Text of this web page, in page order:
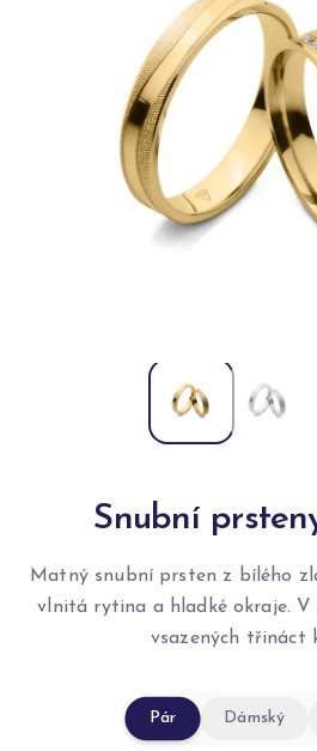
Snubní
Matný snubní prsten z bílého
vlnitá rytina a hladké okraje.
vsazených třináct
Pár Dámský